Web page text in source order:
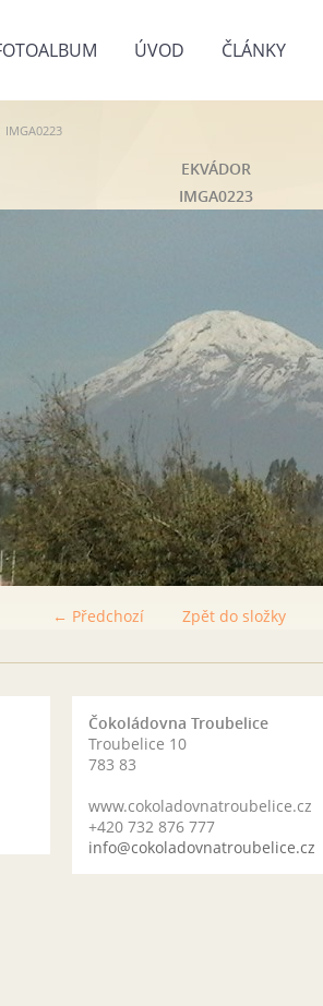
ÚVOD ČLÁNKY
IMGA0223
EKVÁDOR
IMGA0223
← Předchozí Zpět do složky
Čokoládovna Troubelice
Troubelice 10
783 83
www.cokoladovnatroubelice.cz
+420 732 876 777
info@cokoladovnatroubelice.cz